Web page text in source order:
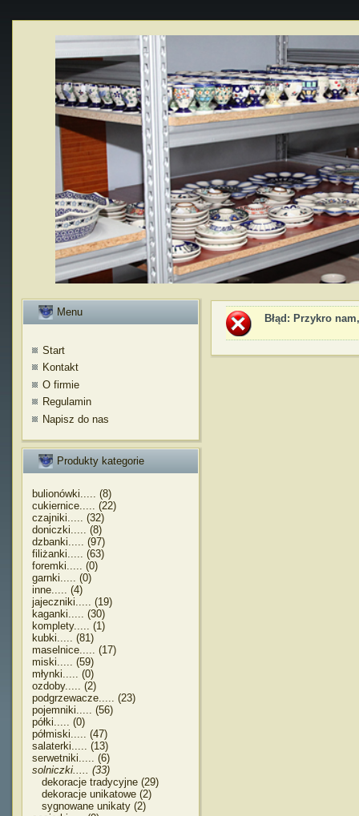
Menu
Start
Kontakt
O firmie
Regulamin
Napisz do nas
Produkty kategorie
bulionówki..... (8)
cukiernice..... (22)
czajniki..... (32)
doniczki..... (8)
dzbanki..... (97)
filiżanki..... (63)
foremki..... (0)
garnki..... (0)
inne..... (4)
jajeczniki..... (19)
kaganki..... (30)
komplety..... (1)
kubki..... (81)
maselnice..... (17)
miski..... (59)
młynki..... (0)
ozdoby..... (2)
podgrzewacze..... (23)
pojemniki..... (56)
półki..... (0)
półmiski..... (47)
salaterki..... (13)
serwetniki..... (6)
solniczki..... (33)
dekoracje tradycyjne (29)
dekoracje unikatowe (2)
sygnowane unikaty (2)
Błąd : Przykro